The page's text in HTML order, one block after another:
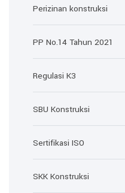
Perizinan konstruksi
PP No.14 Tahun 2021
Regulasi K3
SBU Konstruksi
Sertifikasi ISO
SKK Konstruksi